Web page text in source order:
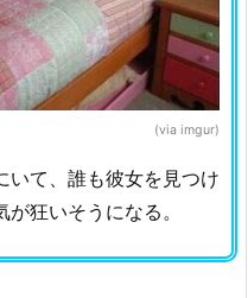
(via imgur)
いて、誰も彼女を見つけ
狂いそうになる。